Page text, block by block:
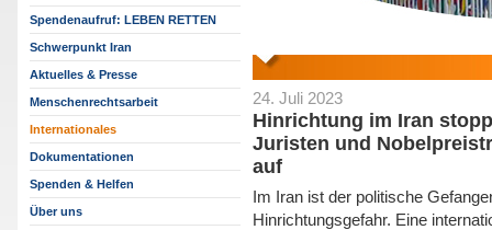
Spendenaufruf: LEBEN RETTEN
Schwerpunkt Iran
Aktuelles & Presse
Menschenrechtsarbeit
Internationales
Dokumentationen
Spenden & Helfen
Über uns
24. Juli 2023
Hinrichtung im Iran
Juristen und
auf
Im Iran ist der politische
Hinrichtungsgefahr. Eine